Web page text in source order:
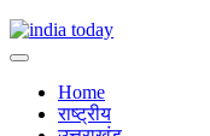
Home
राष्ट्रीय